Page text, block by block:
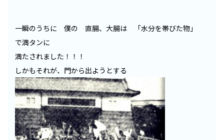
一瞬のうちに 僕の 直腸、大腸は 「水分を帯びた物」
で満タンに
満たされました！！！
しかもそれが、門から出ようとする